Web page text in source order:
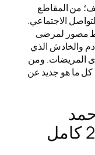
من المقاطع
الاجتماعي.
مصور لمرضى
والخادش الذي
المريضات. ومن
ما هو جديد عن